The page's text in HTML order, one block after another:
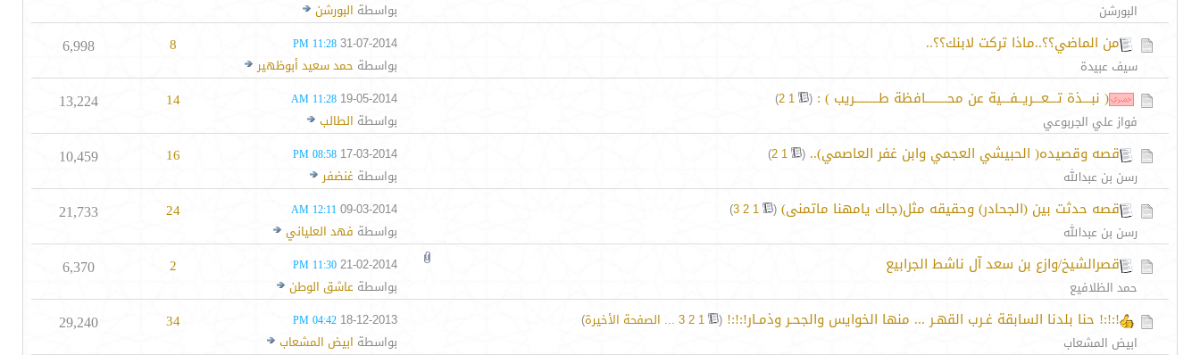
البورشن بواسطة البورشن
من الماضي؟؟..ماذا تركت لابنك؟؟..
سيف عبيدة
31-07-2014
11:28 PM
بواسطة حمد سعيد أبوظهير
8
6,998
( نبـــذة تـــعـــريــفـــية عن محــــــــافظة طـــــــــريب ) : (
1
2
)
فواز علي الجربوعي
19-05-2014
11:28 AM
بواسطة الطالب
14
13,224
قصه وقصيده( الحبيشي العجمي وابن غفر العاصمي).. (
1
2
)
رسن بن عبدالله
17-03-2014
08:58 PM
بواسطةغنضفر
16
10,459
قصه حدثت بين (الجحادر) وحقيقه مثل(جاك يامهنا ماتمنى) (
1
2
3
)
رسن بن عبدالله
09-03-2014
12:11 AM
بواسطة فهد العلياني
24
21,733
قصرالشيخ/وازع بن سعد آل ناشط الجرابيع
حمد الظلافيع
21-02-2014
11:30 PM
بواسطةعاشق الوطن
2
6,370
!:!:! حنا بلدنا السابقة غـرب القهـر ... منها الخوايس والجحـر وذمـار!:!:! (
1
2
3
... الصفحة الأخيرة)
ابيض المشعاب
18-12-2013
04:42 PM
بواسطة ابيض المشعاب
34
29,240